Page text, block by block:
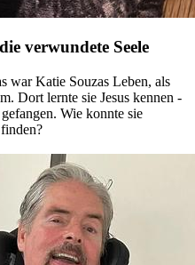
verwundete Seele
war Katie Souzas Leben, als
Dort lernte sie Jesus kennen -
Wie konnte sie